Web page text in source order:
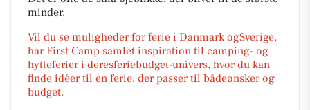
minder.
Vil du se muligheder for ferie i Danmark ogSverige,
har First Camp samlet inspiration til camping- og
hytteferier i deresferiebudget-univers, hvor du kan
finde idéer til en ferie, der passer til bådeønsker og
budget.